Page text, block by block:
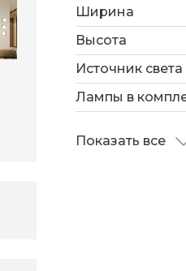
Ширина
Высота
Источник света
Лампы в
Показать все